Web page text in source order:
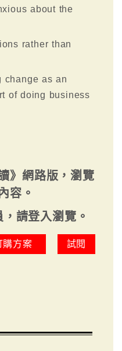
about the
rather than
change as an
of doing business
》網路版，瀏覽
容。
請登入瀏覽。
購方案 試閱